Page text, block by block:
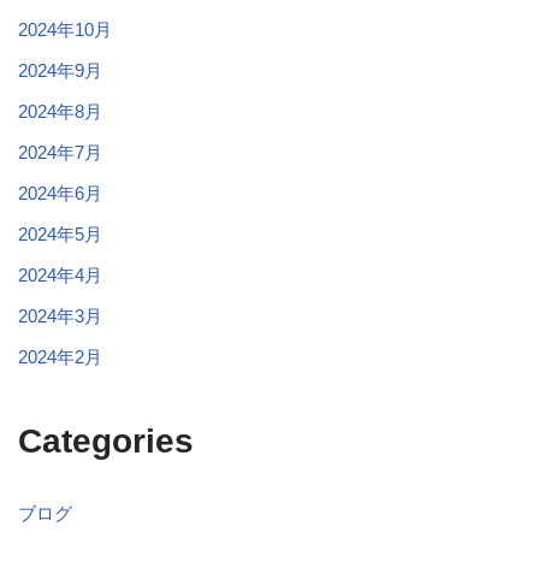
2024年10月
2024年9月
2024年8月
2024年7月
2024年6月
2024年5月
2024年4月
2024年3月
2024年2月
Categories
ブログ